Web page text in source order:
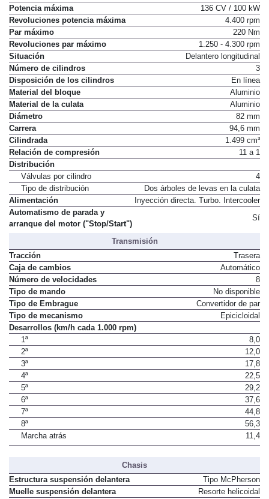
Combustible
Gasolina
Potencia máxima
136 CV / 100 kW
Revoluciones potencia máxima
4.400 rpm
Par máximo
220 Nm
Revoluciones par máximo
1.250 - 4.300 rpm
Situación
Delantero longitudinal
Número de cilindros
3
Disposición de los cilindros
En línea
Material del bloque
Aluminio
Material de la culata
Aluminio
Diámetro
82 mm
Carrera
94,6 mm
Cilindrada
1.499 cm³
Relación de compresión
Distribución
Válvulas por cilindro
4
Tipo de distribución
Dos árboles de levas en la culata
Alimentación
Automatismo de parada y
Transmisión
Tracción
Trasera
Caja de cambios
Automático
Número de velocidades
8
Tipo de mando
No disponible
Tipo de Embrague
Convertidor de par
Tipo de mecanismo
Desarrollos (km/h cada 1.000 rpm)
1ª
8,0
2ª
12,0
3ª
17,8
4ª
22,5
5ª
29,2
6ª
37,6
7ª
44,8
8ª
56,3
Marcha atrás
11,4
Chasis
Estructura suspensión delantera
Tipo McPherson